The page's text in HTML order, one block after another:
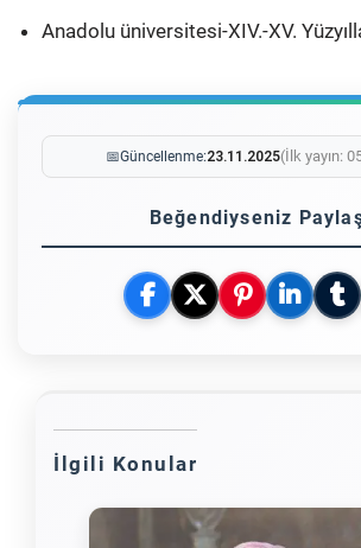
Anadolu üniversitesi-XIV.-XV.
📅Güncellenme:23.11.2025(İlk yayın:
Beğendiyseniz
İlgili Konular